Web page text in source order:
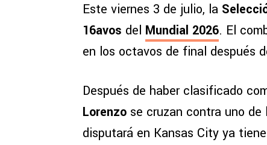
Este viernes 3 de julio, la
16avos del Mundial 2026. El
en los octavos de final después
Después de haber clasificado
Lorenzo se cruzan contra uno
disputará en Kansas City ya